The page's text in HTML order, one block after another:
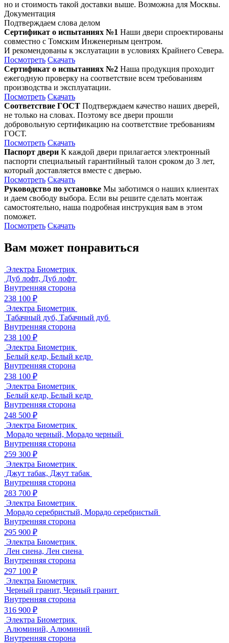
но и стоимость такой доставки выше. Возможна для Москвы.
Документация
Подтверждаем слова делом
Сертификат о испытаниях №1 Наши двери спроектированы
совместно с Томским Инженерным центром.
И рекомендованы к экслуатации в условиях Крайнего Севера.
Посмотреть Скачать
Сертификат о испытаниях №2 Наша продукция проходит
ежегодную проверку на соответствие всем требованиям
производства и эксплуатации.
Посмотреть Скачать
Соответствие ГОСТ Подтверждаем качество наших дверей,
не только на словах. Поэтому все двери прошли
добровольную сертификацию на соответствие требованиям
ГОСТ.
Посмотреть Скачать
Паспорт двери К каждой двери прилагается электронный
паспорти специальный гарантийный талон сроком до 3 лет,
который доставляется вместе с дверью.
Посмотреть Скачать
Руководство по установке Мы заботимся о наших клиентах
и даем свободу выбора. Если вы решите сделать монтаж
самостоятельно, наша подробная инструкция вам в этом
поможет.
Посмотреть Скачать
Вам может понравиться
Электра Биометрик
Дуб лофт, Дуб лофт
Внутренняя сторона
238 100 ₽
Электра Биометрик
Табачный дуб, Табачный дуб
Внутренняя сторона
238 100 ₽
Электра Биометрик
Белый кедр, Белый кедр
Внутренняя сторона
238 100 ₽
Электра Биометрик
Белый кедр, Белый кедр
Внутренняя сторона
248 500 ₽
Электра Биометрик
Морадо черный, Морадо черный
Внутренняя сторона
259 300 ₽
Электра Биометрик
Джут табак, Джут табак
Внутренняя сторона
283 700 ₽
Электра Биометрик
Морадо серебристый, Морадо серебристый
Внутренняя сторона
295 900 ₽
Электра Биометрик
Лен сиена, Лен сиена
Внутренняя сторона
297 100 ₽
Электра Биометрик
Черный гранит, Черный гранит
Внутренняя сторона
316 900 ₽
Электра Биометрик
Алюминий, Алюминий
Внутренняя сторона